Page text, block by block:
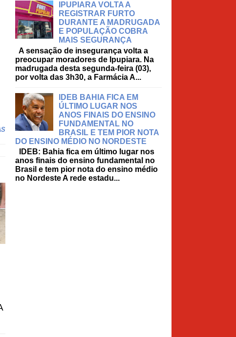
IPUPIARA VOLTA A
REGISTRAR FURTO
DURANTE A MADRUGADA
E POPULAÇÃO COBRA
MAIS SEGURANÇA
A sensação de insegurança volta a
preocupar moradores de Ipupiara. Na
madrugada desta segunda-feira (03),
por volta das 3h30, a Farmácia A...
IDEB BAHIA FICA EM
ÚLTIMO LUGAR NOS
ANOS FINAIS DO ENSINO
FUNDAMENTAL NO
BRASIL E TEM PIOR NOTA
DO ENSINO MÉDIO NO NORDESTE
IDEB: Bahia fica em último lugar nos
anos finais do ensino fundamental no
Brasil e tem pior nota do ensino médio
no Nordeste A rede estadu...